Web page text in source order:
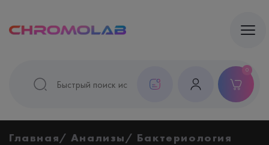
0
Главная Анализы
Бактериология